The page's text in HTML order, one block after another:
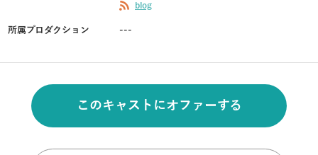
blog
所属プロダクション ---
このキャストにオファーする